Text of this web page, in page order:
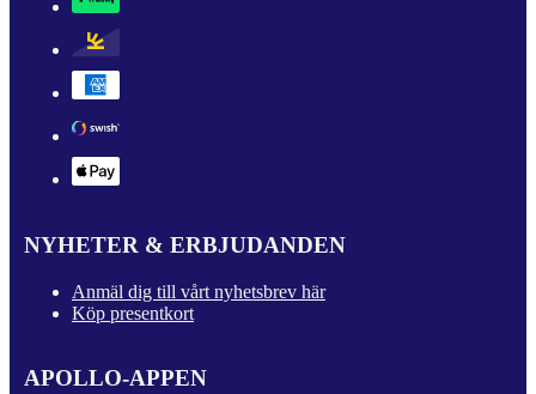
NYHETER & ERBJUDANDEN
Anmäl dig till vårt nyhetsbrev här
Köp presentkort
APOLLO-APPEN